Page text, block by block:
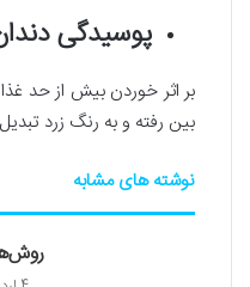
پوسیدگی
بر اثر خوردن بیش از حد
بین رفته و به رنگ زرد
نوشته های مشابه